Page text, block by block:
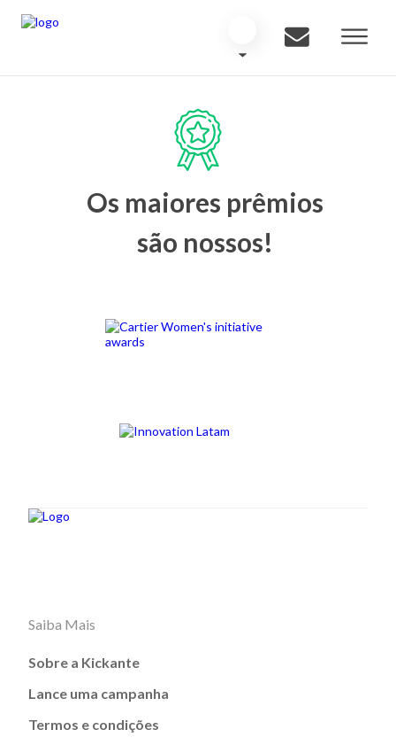
Os maiores prêmios
são nossos!
Saiba Mais
Sobre a Kickante
Lance uma campanha
Termos e condições